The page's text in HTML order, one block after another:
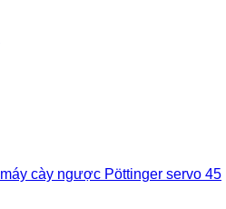
máy cày ngược Pöttinger servo 45